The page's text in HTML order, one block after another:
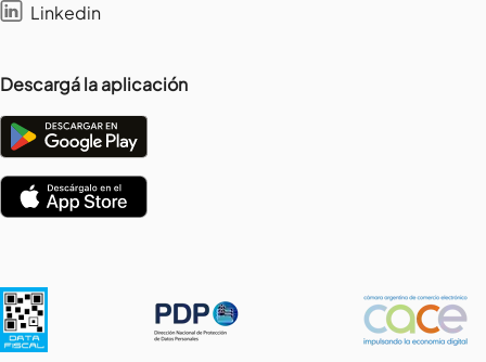
Linkedin
Descargá la aplicación